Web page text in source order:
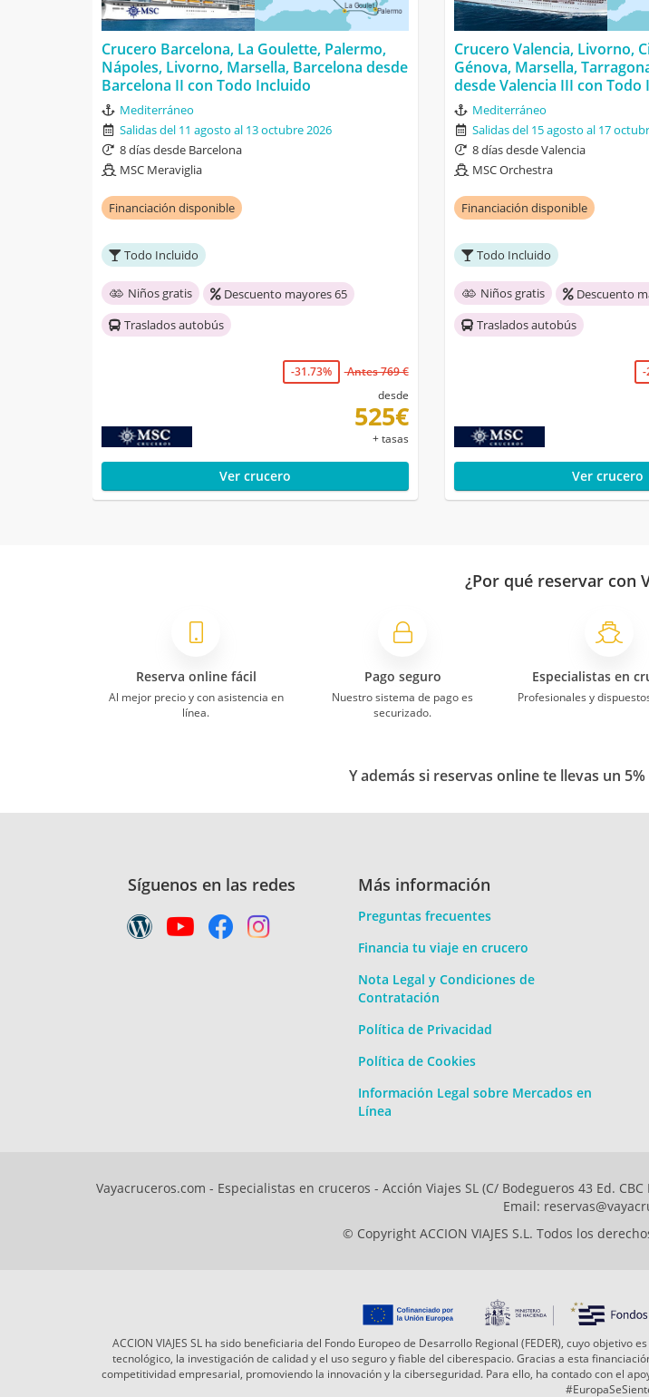
Crucero Barcelona, La Goulette, Palermo,
Nápoles, Livorno, Marsella, Barcelona desde
Barcelona II con Todo Incluido
Mediterráneo
Salidas del 11 agosto al 13 octubre 2026
8 días desde Barcelona
MSC Meraviglia
Financiación disponible
Todo Incluido
Niños gratis
Descuento mayores 65
Traslados autobús
-31.73%
Antes 769 €
desde
525€
+ tasas
Ver crucero
Crucero Valencia, Livorno,
Génova, Marsella,
desde Valencia III con Todo
Mediterráneo
Salidas del 15 agosto al 17
8 días desde Valencia
MSC Orchestra
Financiación disponible
Todo Incluido
Niños gratis
Descuento
Traslados autobús
-
Ver crucero
¿Por qué reservar con
Reserva online fácil
Al mejor precio y con asistencia en
línea.
Pago seguro
Nuestro sistema de pago es
securizado.
Especialistas en
Profesionales y
Y además si reservas online te llevas un
Síguenos en las redes Más información
Preguntas frecuentes
Financia tu viaje en crucero
Nota Legal y Condiciones de
Contratación
Política de Privacidad
Política de Cookies
Información Legal sobre Mercados en
Línea
Vayacruceros.com - Especialistas en cruceros - Acción Viajes SL (C/ Bodegueros 43 Ed.
Email:
© Copyright ACCION VIAJES S.L. Todos los
ACCION VIAJES SL ha sido beneficiaria del Fondo Europeo de Desarrollo Regional (FEDER), cuyo
tecnológico, la investigación de calidad y el uso seguro y fiable del ciberespacio. Gracias a esta
competitividad empresarial, promoviendo la innovación y la ciberseguridad. Para ello, ha contado con el